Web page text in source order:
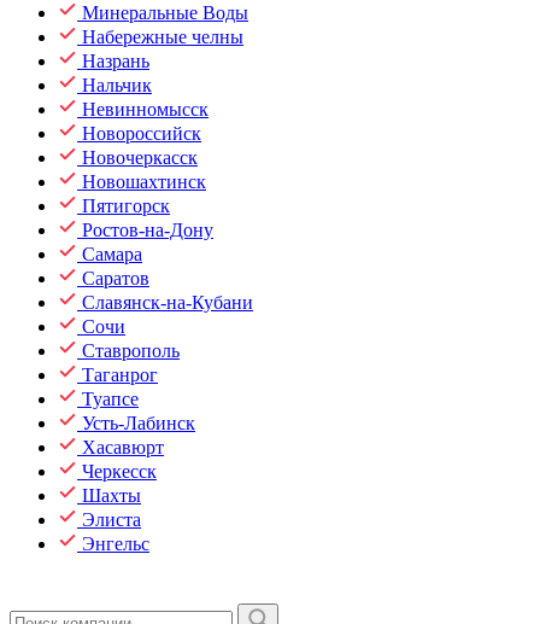
Минеральные Воды
Набережные челны
Назрань
Нальчик
Невинномысск
Новороссийск
Новочеркасск
Новошахтинск
Пятигорск
Ростов-на-Дону
Самара
Саратов
Славянск-на-Кубани
Сочи
Ставрополь
Таганрог
Туапсе
Усть-Лабинск
Хасавюрт
Черкесск
Шахты
Элиста
Энгельс